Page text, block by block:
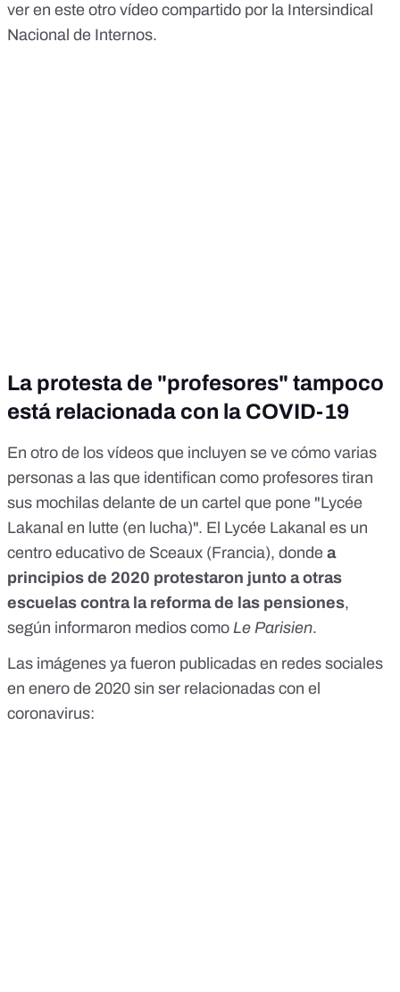
ver en este otro vídeo compartido por la Intersindical
Nacional de Internos.
La protesta de "profesores" tampoco
está relacionada con la COVID-19
En otro de los vídeos que incluyen se ve cómo varias
personas a las que identifican como profesores tiran
sus mochilas delante de un cartel que pone "Lycée
Lakanal en lutte (en lucha)". El Lycée Lakanal es un
centro educativo de Sceaux (Francia), donde a
principios de 2020 protestaron junto a otras
escuelas contra la reforma de las pensiones,
según informaron medios como Le Parisien.
Las imágenes ya fueron publicadas en redes sociales
en enero de 2020 sin ser relacionadas con el
coronavirus: